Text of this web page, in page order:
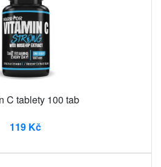
C tablety 100 tab
119 Kč